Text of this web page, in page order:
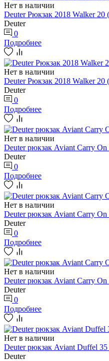
Нет в наличии
Deuter Рюкзак 2018 Walker
Deuter
0
Подробнее
Нет в наличии
Deuter Рюкзак 2018 Walker 20
Deuter
0
Подробнее
Нет в наличии
Deuter рюкзак Aviant Carry
Deuter
0
Подробнее
Нет в наличии
Deuter рюкзак Aviant Carry
Deuter
0
Подробнее
Нет в наличии
Deuter рюкзак Aviant Carry
Deuter
0
Подробнее
Нет в наличии
Deuter рюкзак Aviant Duffel
Deuter